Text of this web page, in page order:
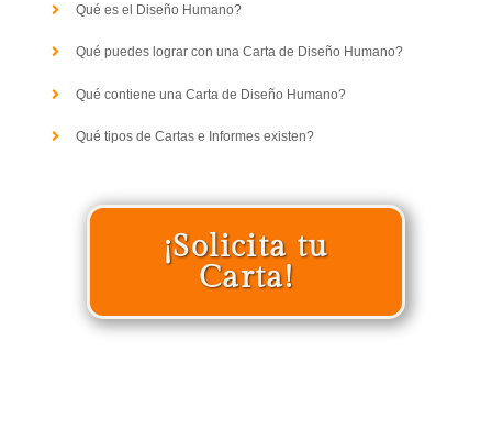
Qué es el Diseño Humano?
Qué puedes lograr con una Carta de Diseño Humano?
Qué contiene una Carta de Diseño Humano?
Qué tipos de Cartas e Informes existen?
¡Solicita tu
Carta!